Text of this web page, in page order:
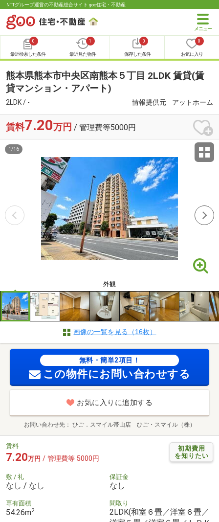
NTTグループ運営の不動産総合サイト goo住宅・不動産
0
最近検索した条件
1
最近見た物件
0
保存した条件
0
お気に入り
熊本県熊本市中央区南熊本５丁目 2LDK 賃貸(賃
貸マンション・アパート)
2LDK / - 情報提供元 アットホーム
賃料7.20万円 / 管理費等5000円
外観
1 /16
画像の一覧を見る（16枚）
無料・簡単2項目！
この物件にお問い合わせする
お気に入りに追加する
お問い合わせ先 ひご．スマイル帯山店 ひご・スマイル（株）
初期費用
を知りたい
賃料
7.20万円 / 管理費等 5000円
敷 / 礼
なし / なし
保証金
なし
専有面積
54.26m2
間取り
2LDK(和室６畳／洋室６畳／